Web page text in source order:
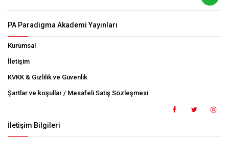
PA Paradigma Akademi Yayınları
Kurumsal
İletişim
KVKK & Gizlilik ve Güvenlik
Şartlar ve koşullar / Mesafeli Satış Sözleşmesi
İletişim Bilgileri